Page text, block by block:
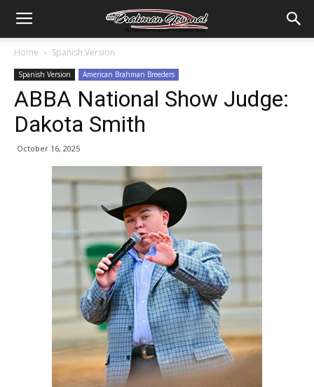
Home Spanish Version
Spanish Version American Brahman Breeders
ABBA National Show Judge:
Dakota Smith
October 16, 2025